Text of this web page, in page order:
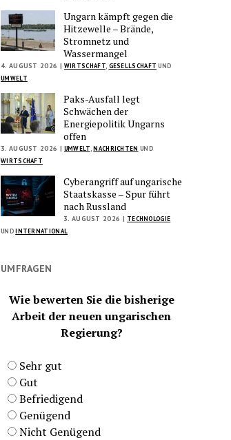
Ungarn kämpft gegen die
Hitzewelle – Brände,
Stromnetz und
Wassermangel
4. AUGUST 2026 | WIRTSCHAFT, GESELLSCHAFT UND
UMWELT
Paks-Ausfall legt
Schwächen der
Energiepolitik Ungarns
offen
3. AUGUST 2026 | UMWELT ,NACHRICHTEN UND
WIRTSCHAFT
Cyberangriff auf ungarische
Staatskasse – Spur führt
nach Russland
3. AUGUST 2026 | TECHNOLOGIE
UNDINTERNATIONAL
UMFRAGEN
Wie bewerten Sie die bisherige
Arbeit der neuen ungarischen
Regierung?
Sehr gut
Gut
Befriedigend
Genügend
Nicht Genügend